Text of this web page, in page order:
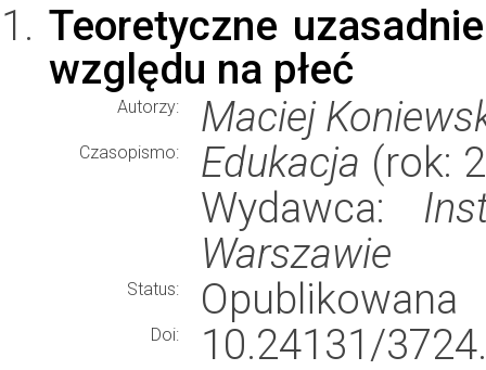
Teoretyczne
względu na płeć
Autorzy: Maciej
Czasopismo: Edukacja (rok:
Wydawca:
Warszawie
Status: Opublikowana
Doi:
10.24131/